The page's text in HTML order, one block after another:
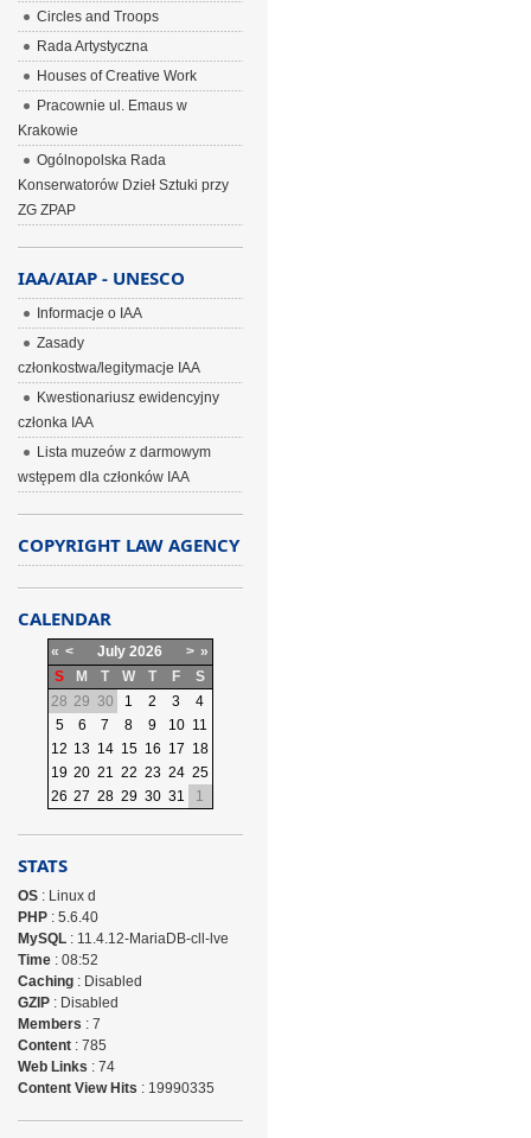
Circles and Troops
Rada Artystyczna
Houses of Creative Work
Pracownie ul. Emaus w
Krakowie
Ogólnopolska Rada
Konserwatorów Dzieł Sztuki przy
ZG ZPAP
IAA/AIAP - UNESCO
Informacje o IAA
Zasady
członkostwa/legitymacje IAA
Kwestionariusz ewidencyjny
członka IAA
Lista muzeów z darmowym
wstępem dla członków IAA
COPYRIGHT LAW AGENCY
CALENDAR
« < July 2026 > »
S
M T W T F
S
28 29 30 1 2 3
4
5
6 7 8 9 10 11
12 13 14 15 16 17 18
19 20 21 22 23 24 25
26 27 28 29 30 31 1
STATS
OS: Linux d
PHP: 5.6.40
MySQL: 11.4.12-MariaDB-cll-lve
Time: 08:52
Caching: Disabled
GZIP: Disabled
Members : 7
Content: 785
Web Links : 74
Content View Hits : 19990335